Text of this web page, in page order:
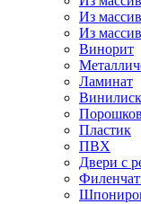
Из
Из
Винорит
Ламинат
Пластик
ПВХ
Двери с